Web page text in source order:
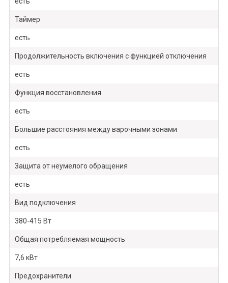
Таймер
есть
Продолжительность включения с функцией отключения
есть
Функция восстановления
есть
Большие расстояния между варочными зонами
есть
Защита от неумелого обращения
есть
Вид подключения
380-415 Вт
Общая потребляемая мощность
7,6 кВт
Предохранители